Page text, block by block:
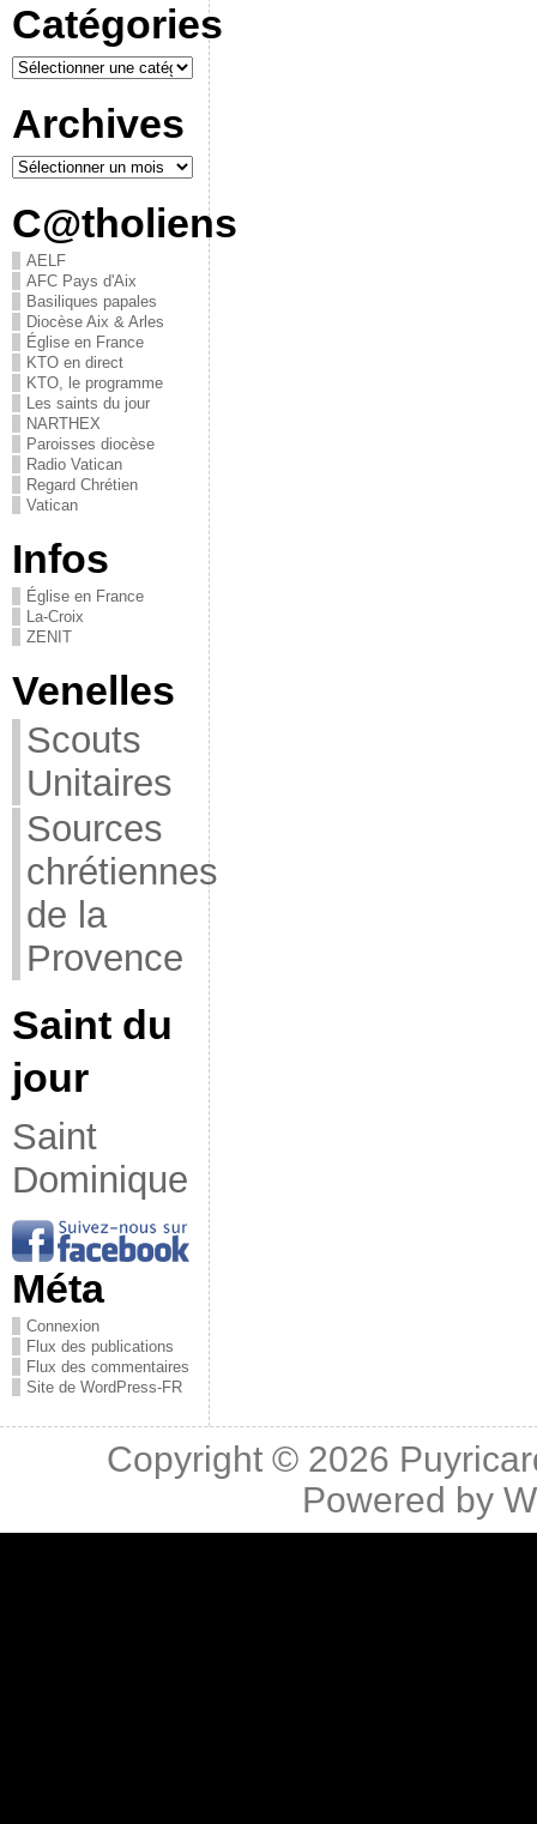
Catégories
Archives
C@tholiens
AELF
AFC Pays d'Aix
Basiliques papales
Diocèse Aix & Arles
Église en France
KTO en direct
KTO, le programme
Les saints du jour
NARTHEX
Paroisses diocèse
Radio Vatican
Regard Chrétien
Vatican
Infos
Église en France
La-Croix
ZENIT
Venelles
Scouts
Unitaires
Sources
chrétiennes
de la
Provence
Saint du
jour
Saint
Dominique
Méta
Connexion
Flux des publications
Flux des commentaires
Site de WordPress-FR
Copyright © 2026
Powered by